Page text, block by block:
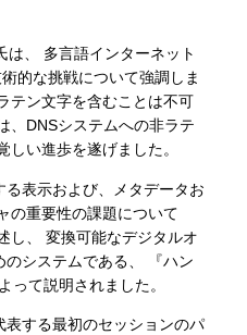
、 多言語インターネット
的な挑戦について強調しま
テン文字を含むことは不可
、DNSシステムへの非ラテ
しい進歩を遂げました。
表示および、メタデータお
の重要性の課題について
し、 変換可能なデジタルオ
システムである、 『ハン
って説明されました。
する最初のセッションのパ